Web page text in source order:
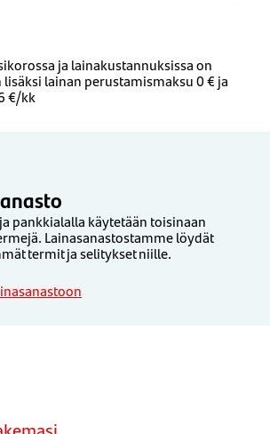
ja lainakustannuksissa on
lainan perustamismaksu 0 € ja
€/kk
pankkialalla käytetään toisinaan
Lainasanastostamme löydät
termit ja selitykset niille.